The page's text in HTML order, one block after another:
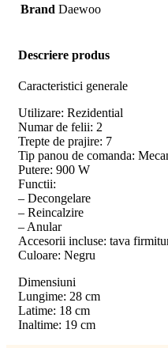
Brand Daewoo
Descriere produs
Caracteristici generale
Utilizare: Rezidential
Numar de felii: 2
Trepte de prajire: 7
Tip panou de comanda:
Putere: 900 W
Functii:
– Decongelare
– Reincalzire
– Anular
Accesorii incluse: tava
Culoare: Negru
Dimensiuni
Lungime: 28 cm
Latime: 18 cm
Inaltime: 19 cm